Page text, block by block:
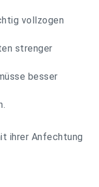
vollzogen
strenger
besser
ihrer Anfechtung